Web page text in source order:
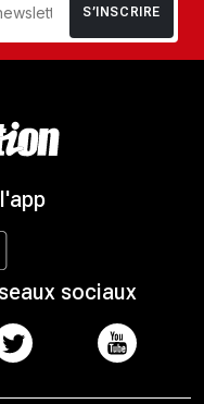
S’INSCRIRE
sociaux